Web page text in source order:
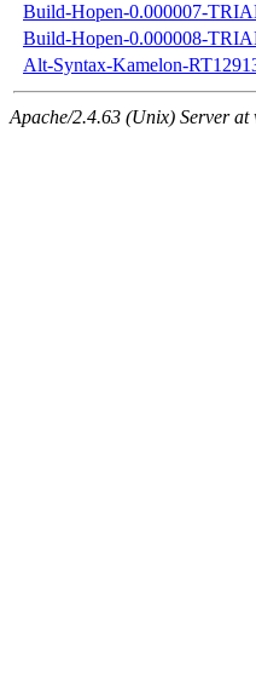
Build-Hopen-0.000007-
Build-Hopen-0.000008-
Alt-Syntax-Kamelon-
Apache/2.4.63 (Unix) Server